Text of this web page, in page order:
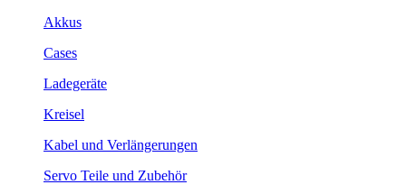
Akkus
Cases
Ladegeräte
Kreisel
Kabel und Verlängerungen
Servo Teile und Zubehör